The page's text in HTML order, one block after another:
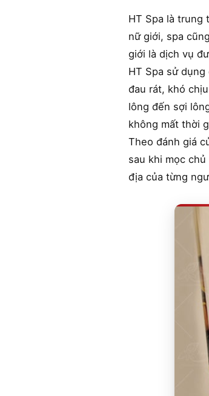
HT Spa là trung
nữ giới, spa
giới là dịch vụ
HT Spa sử
đau rát, khó
lông đến sợi
không mất thời
Theo đánh giá
sau khi mọc
địa của từng